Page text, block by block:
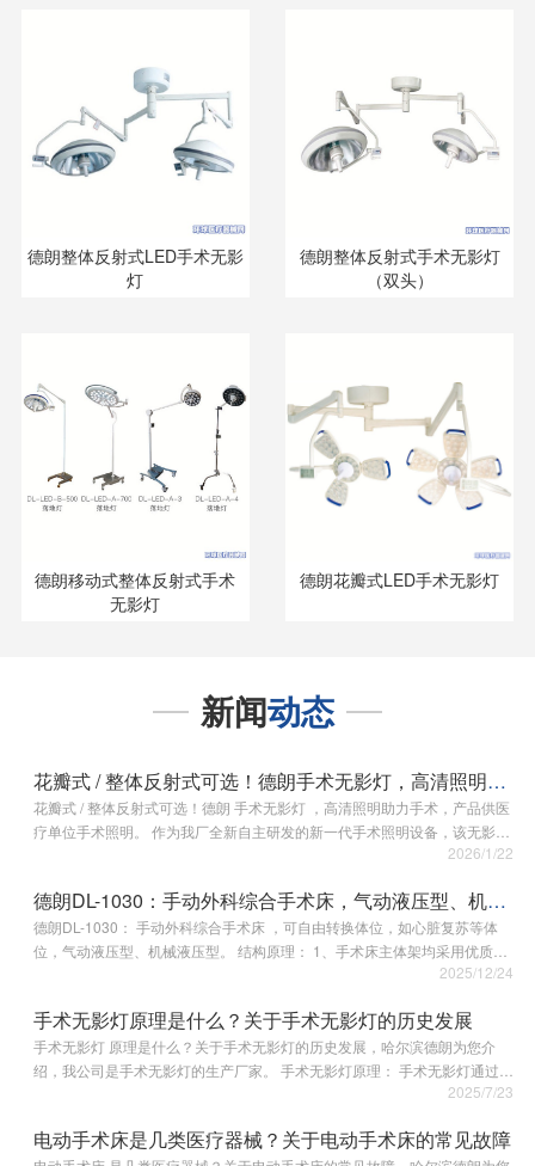
德朗整体反射式LED手术无影
灯
德朗整体反射式手术无影灯
（双头）
德朗移动式整体反射式手术
无影灯
德朗花瓣式LED手术无影灯
新闻动态
花瓣式 / 整体反射式可选！德朗手术无影灯，高清照明助力手术
花瓣式 / 整体反射式可选！德朗 手术无影灯 ，高清照明助力手术，产品供医
疗单位手术照明。 作为我厂全新自主研发的新一代手术照明设备，该无影灯
以光学设计与人性化结构，为各类常规手术提供高效稳定的照明解决方案。
2026/1/22
德朗DL-1030：手动外科综合手术床，气动液压型、机械液压型
德朗DL-1030： 手动外科综合手术床 ，可自由转换体位，如心脏复苏等体
位，气动液压型、机械液压型。 结构原理： 1、手术床主体架均采用优质碳
素钢精密打造，该材质具备高强度、高韧性及优异的性能，能为手术床提供
2025/12/24
手术无影灯原理是什么？关于手术无影灯的历史发展
手术无影灯 原理是什么？关于手术无影灯的历史发展，哈尔滨德朗为您介
绍，我公司是手术无影灯的生产厂家。 手术无影灯原理： 手术无影灯通过多
点光源协同照射实现无影效果，其核心设计原理是让多个光源从不同角度投
2025/7/23
电动手术床是几类医疗器械？关于电动手术床的常见故障